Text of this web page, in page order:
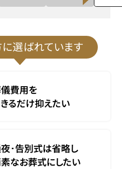
選ばれています
費用を
るだけ抑えたい
･告別式は省略し
なお葬式にしたい